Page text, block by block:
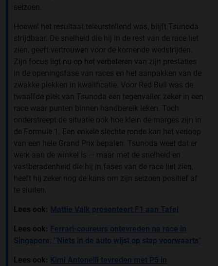
seizoen.
Hoewel het resultaat teleurstellend was, blijft Tsunoda
strijdbaar. De snelheid die hij in de rest van de race liet
zien, geeft vertrouwen voor de komende wedstrijden.
Zijn focus ligt nu op het verbeteren van zijn prestaties
in de openingsfase van races en het aanpakken van de
zwakke plekken in kwalificatie. Voor Red Bull was de
twaalfde plek van Tsunoda een tegenvaller, zeker in een
race waar punten binnen handbereik leken. Toch
onderstreept de situatie ook hoe klein de marges zijn in
de Formule 1. Een enkele slechte ronde kan het verloop
van een hele Grand Prix bepalen. Tsunoda weet dat er
werk aan de winkel is — maar met de snelheid en
vastberadenheid die hij in fases van de race liet zien,
heeft hij zeker nog de kans om zijn seizoen positief af
te sluiten.
Lees ook: Mattie Valk presenteert F1 aan Tafel
Lees ook: Ferrari-coureurs ontevreden na race in
Singapore: ''Niets in de auto wijst op stap voorwaarts''
Lees ook: Kimi Antonelli tevreden met P5 in